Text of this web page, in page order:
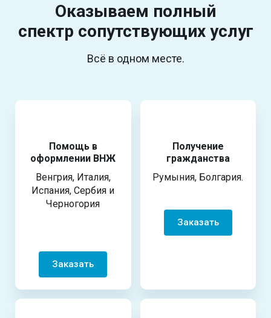
Оказываем полный
спектр сопутствующих услуг
Всё в одном месте.
Помощь в
оформлении ВНЖ
Венгрия, Италия,
Испания, Сербия и
Черногория
Заказать
Получение
гражданства
Румыния, Болгария.
Заказать